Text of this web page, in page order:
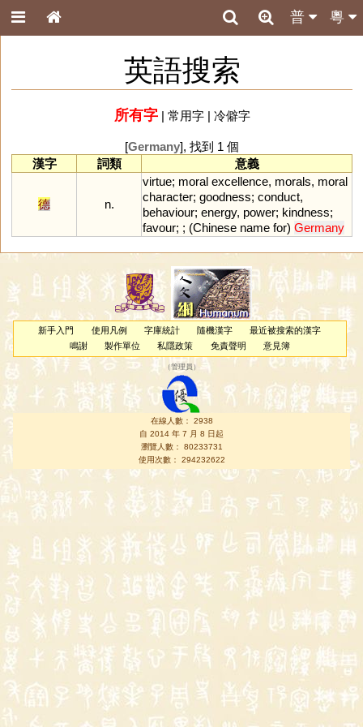
粵
普
英語搜索
所有字| 常用字| 冷僻字
[Germany], 找到 1 個
漢字
詞類 意義
德 n.
virtue; moral excellence, morals, moral
character; goodness; conduct,
behaviour; energy, power; kindness;
favour; ; (Chinese name for) Germany
新手入門 使用凡例 字庫統計 隨機漢字
最近被搜索的漢字
鳴謝
製作單位 私隱政策 免責聲明 意見簿
（管理員 ）
在線人數： 2938
自 2014 年 7 月 8 日起
瀏覽人數： 80233731
使用次數： 294232622